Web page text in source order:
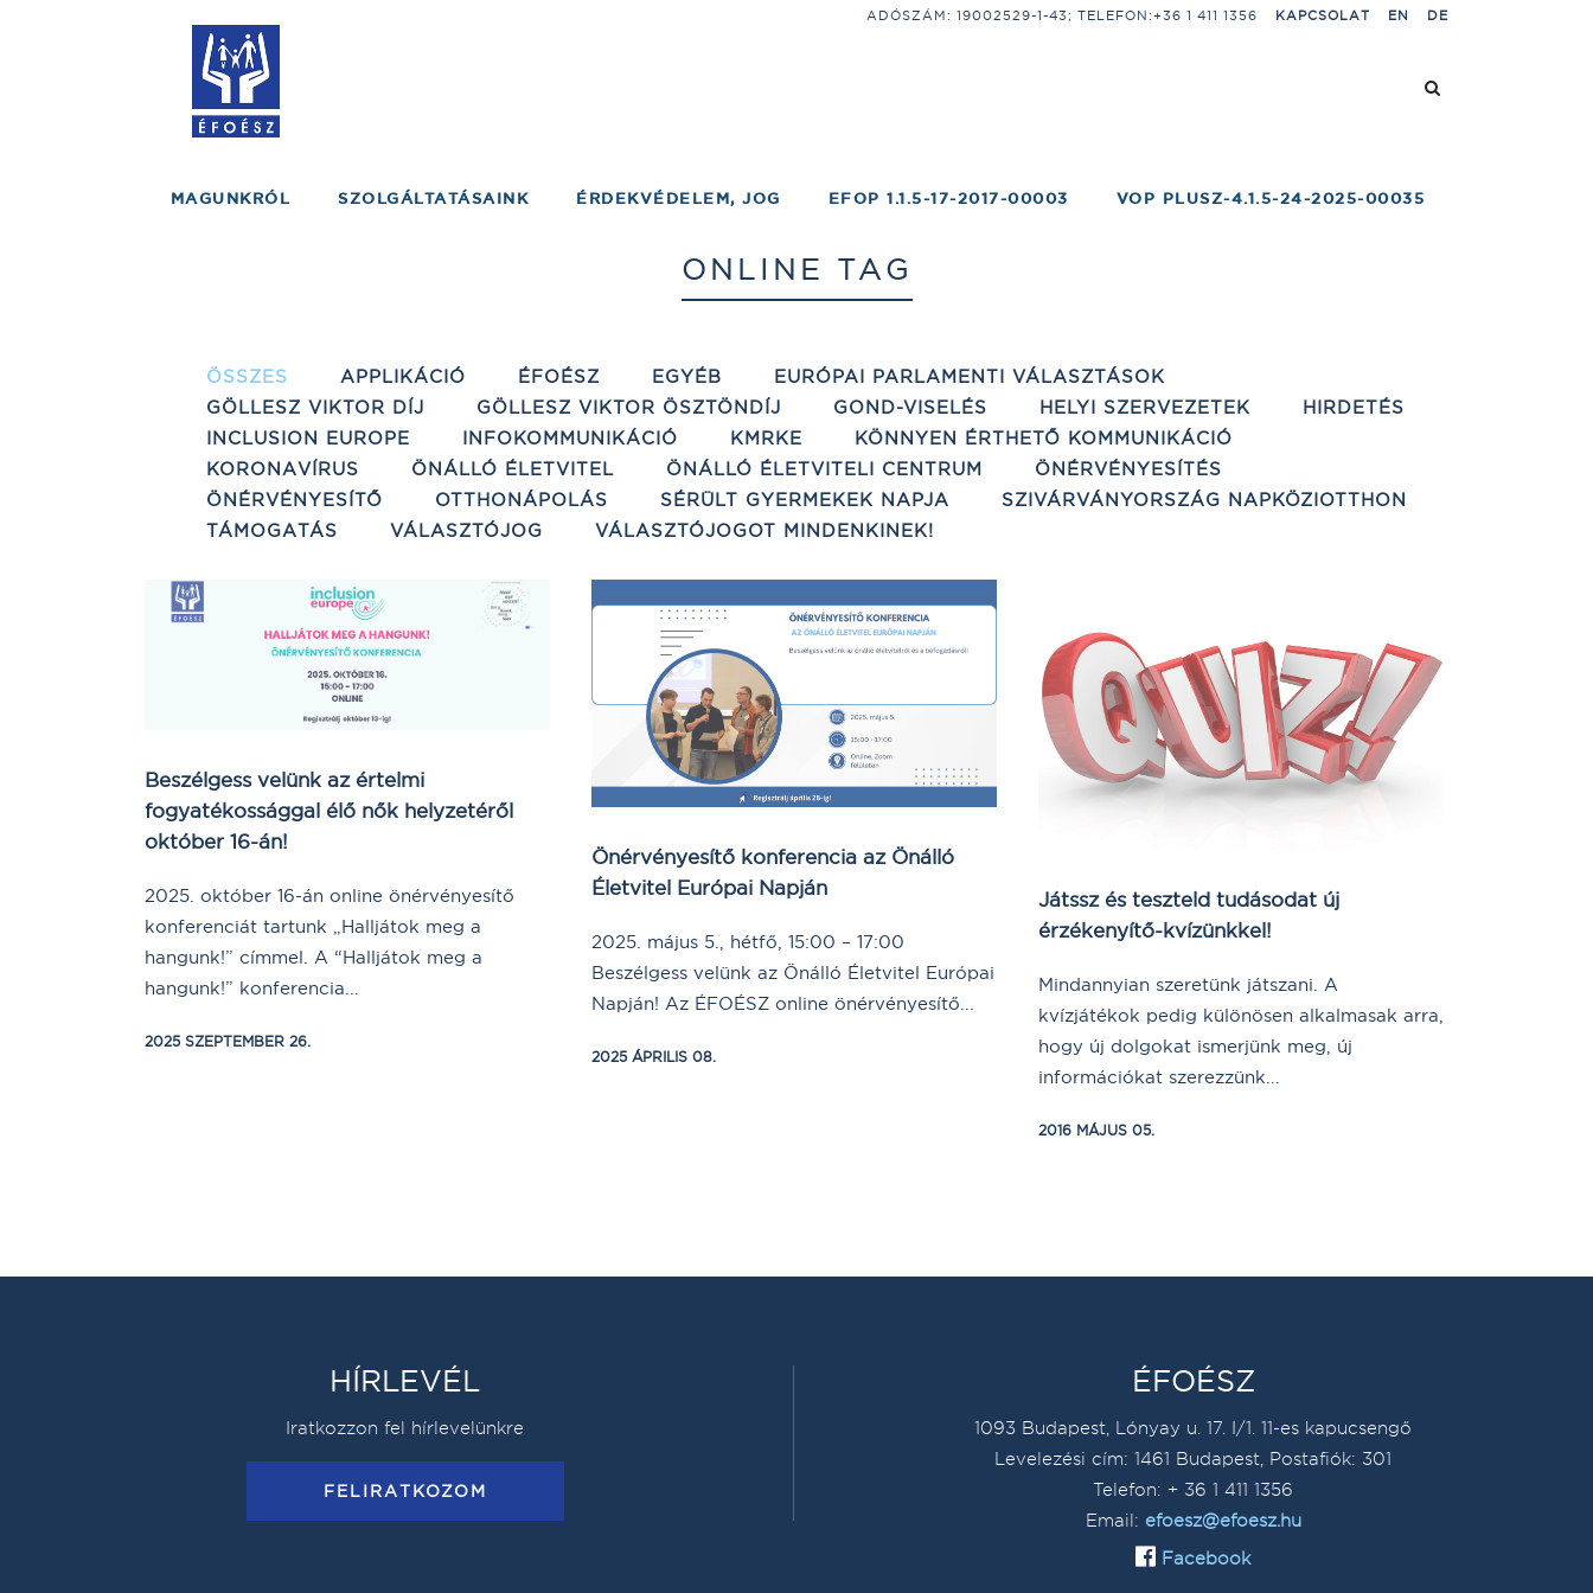
ADÓSZÁM: 19002529-1-43; TELEFON:+36 1 411 1356 KAPCSOLAT EN DE
MAGUNKRÓL SZOLGÁLTATÁSAINK ÉRDEKVÉDELEM, JOG EFOP 1.1.5-17-2017-00003 VOP PLUSZ-4.1.5-24-2025-00035
ONLINE TAG
ÖSSZES APPLIKÁCIÓ ÉFOÉSZ EGYÉB
EURÓPAI PARLAMENTI VÁLASZTÁSOK
GÖLLESZ VIKTOR DÍJ
GÖLLESZ VIKTOR ÖSZTÖNDÍJ GOND-VISELÉS HELYI SZERVEZETEK
HIRDETÉS
INCLUSION EUROPE
INFOKOMMUNIKÁCIÓ KMRKE
KÖNNYEN ÉRTHETŐ KOMMUNIKÁCIÓ
KORONAVÍRUS
ÖNÁLLÓ ÉLETVITEL ÖNÁLLÓ ÉLETVITELI CENTRUM
ÖNÉRVÉNYESÍTÉS
ÖNÉRVÉNYESÍTŐ
OTTHONÁPOLÁS SÉRÜLT GYERMEKEK NAPJA
SZIVÁRVÁNYORSZÁG NAPKÖZIOTTHON
TÁMOGATÁS
VÁLASZTÓJOG VÁLASZTÓJOGOT MINDENKINEK!
Beszélgess velünk az értelmi
fogyatékossággal élő nők helyzetéről
október 16-án!
2025. október 16-án online önérvényesítő
konferenciát tartunk „Halljátok meg a
hangunk!” címmel. A “Halljátok meg a
hangunk!” konferencia...
2025 SZEPTEMBER 26.
Önérvényesítő konferencia az Önálló
Életvitel Európai Napján
2025. május 5., hétfő, 15:00 – 17:00
Beszélgess velünk az Önálló Életvitel Európai
Napján! Az ÉFOÉSZ online önérvényesítő...
2025 ÁPRILIS 08.
Játssz és teszteld tudásodat új
érzékenyítő-kvízünkkel!
Mindannyian szeretünk játszani. A
kvízjátékok pedig különösen alkalmasak arra,
hogy új dolgokat ismerjünk meg, új
információkat szerezzünk...
2016 MÁJUS 05.
HÍRLEVÉL
Iratkozzon fel hírlevelünkre
FELIRATKOZOM
ÉFOÉSZ
1093 Budapest, Lónyay u. 17. I/1. 11-es kapucsengő
Levelezési cím: 1461 Budapest, Postafiók: 301
Telefon: + 36 1 411 1356
Email: efoesz@efoesz.hu
Facebook